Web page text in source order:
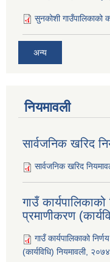
सुनकोशी गाउँपालिकाको
अन्य
नियमावली
सार्वजनिक खरिद
सार्वजनिक खरिद
गाउँ
प्रमाणीकरण
गाउँ कार्यपालिकाको
(कार्यविधि) नियमावली,